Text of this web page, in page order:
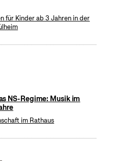
für Kinder ab 3 Jahren in der
NS-Regime: Musik im
im Rathaus